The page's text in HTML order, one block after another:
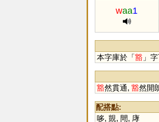
waa1
本字庫於「豁 」
豁然貫通, 豁然開
配搭點:
哆, 覬, 閜, 庨